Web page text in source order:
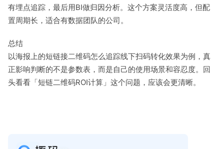
有埋点追踪，最后用BI做归因分析。这个方案灵活度高，但配
置周期长，适合有数据团队的公司。
总结
以海报上的短链接二维码怎么追踪线下扫码转化效果为例，真
正影响判断的不是参数表，而是自己的使用场景和容忍度。回
头看看「短链二维码ROI计算」这个问题，应该会更清晰。